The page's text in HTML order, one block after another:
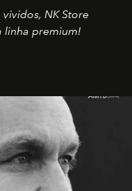
NK Store
linha premium!